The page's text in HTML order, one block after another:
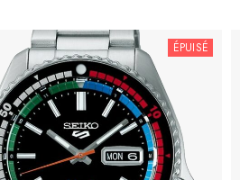
ÉPUISÉ